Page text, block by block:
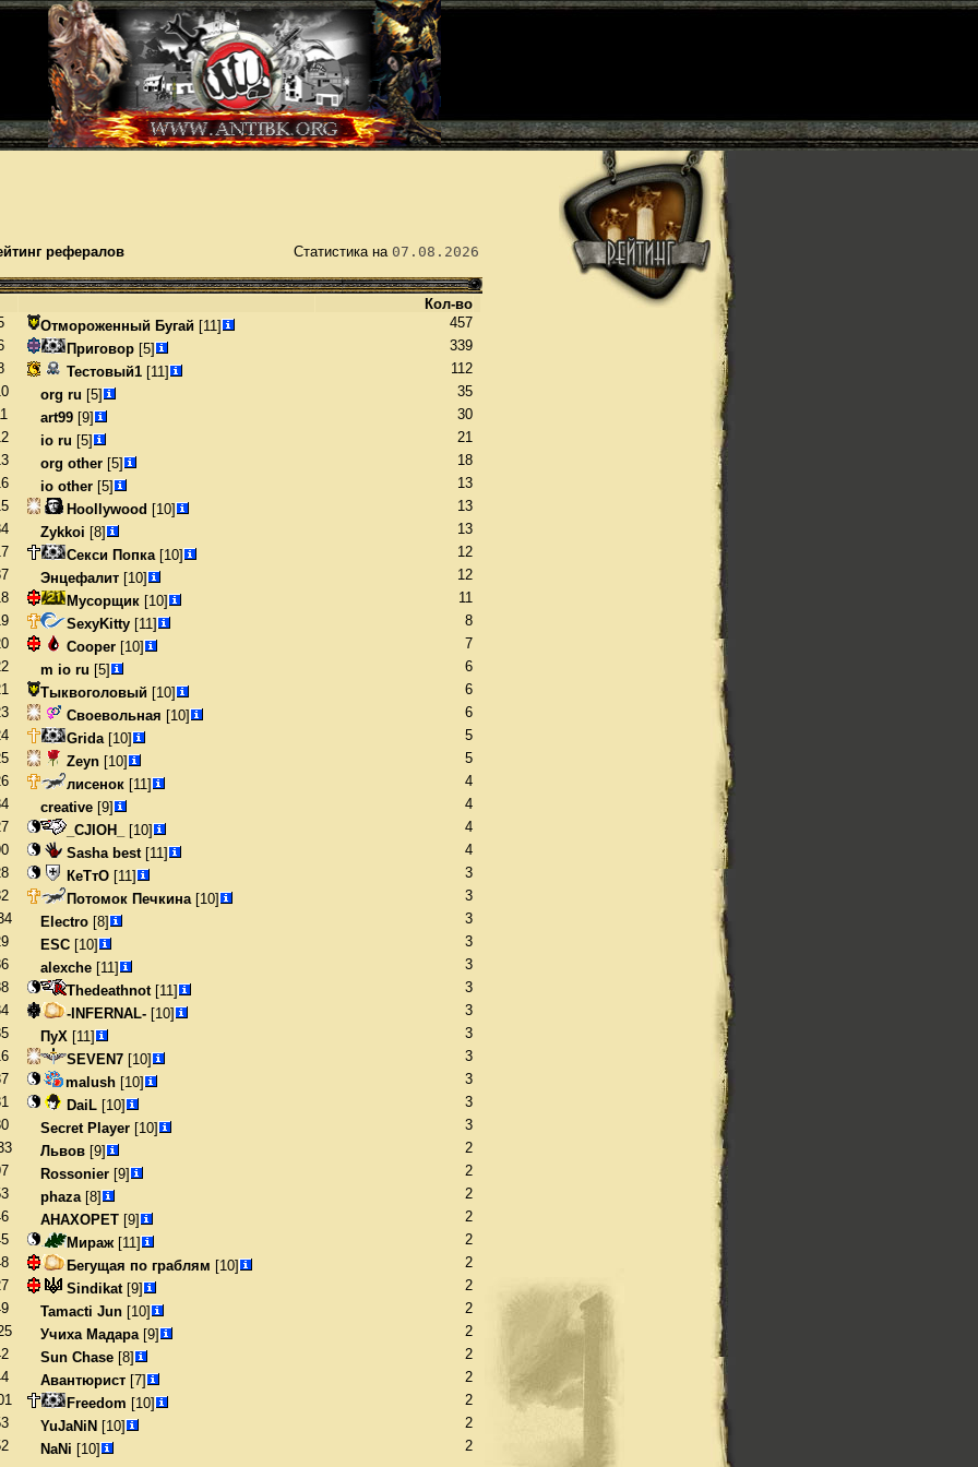
рефералов Статистика на 07.08.2026
Кол-во
Отмороженный Бугай [11]
457
Приговор [5]
339
Тестовый1 [11]
112
org ru [5]
35
art99 [9]
30
io ru [5]
21
org other [5]
18
io other [5]
13
Hoollywood [10]
13
Zykkoi [8]
13
Секси Попка[10]
12
Энцефалит [10]
12
Мусорщик [10]
11
SexyKitty [11]
8
Cooper [10]
7
m io ru [5]
6
Тыквоголовый [10]
6
Своевольная [10]
6
Grida[10]
5
Zeyn [10]
5
лисенок [11]
4
creative [9]
4
_CJIOH_ [10]
4
Sasha best[11]
4
КеТтО [11]
3
Потомок Печкина[10]
3
Electro [8]
3
ESC [10]
3
alexche [11]
3
Thedeathnot[11]
3
-INFERNAL- [10]
3
ПуХ [11]
3
SEVEN7 [10]
3
malush [10]
3
DaiL [10]
3
Secret Player [10]
3
Львов [9]
2
Rossonier [9]
2
phaza[8]
2
АНАХОРЕТ [9]
2
Мираж[11]
2
Бегущая по граблям [10]
2
Sindikat[9]
2
Tamacti Jun [10]
2
Учиха Мадара[9]
2
Sun Chase [8]
2
Авантюрист [7]
2
Freedom [10]
2
YuJaNiN [10]
2
NaNi [10] 2